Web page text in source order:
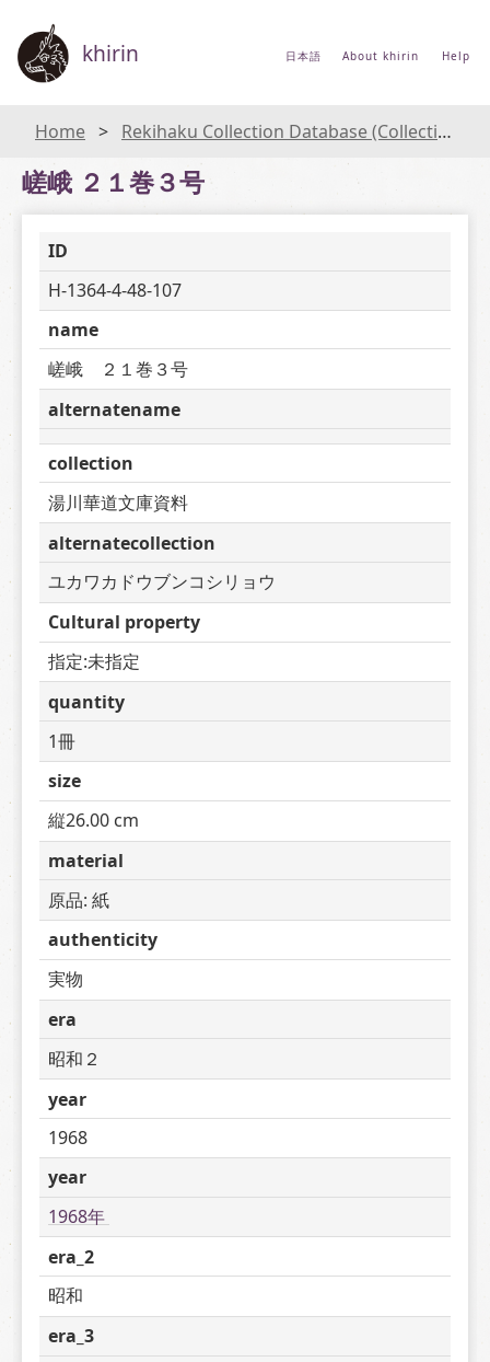
khirin 日本語 About khirin Help
Home Rekihaku Collection Database (Collections Database of the National Museum of Japanese History)
嵯峨 ２１巻３号
ID
H-1364-4-48-107
name
嵯峨　２１巻３号
alternatename
collection
湯川華道文庫資料
alternatecollection
ユカワカドウブンコシリョウ
Cultural property
指定:未指定
quantity
1冊
size
縦26.00 cm
material
原品: 紙
authenticity
実物
era
昭和２
year
1968
year
1968年
era_2
昭和
era_3